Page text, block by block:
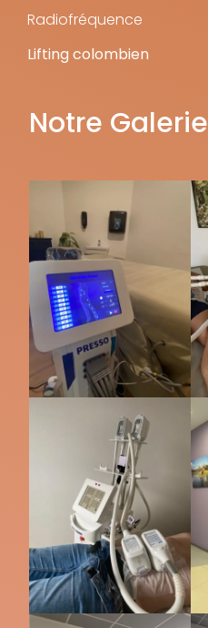
Radiofréquence
Lifting colombien
Notre Galerie